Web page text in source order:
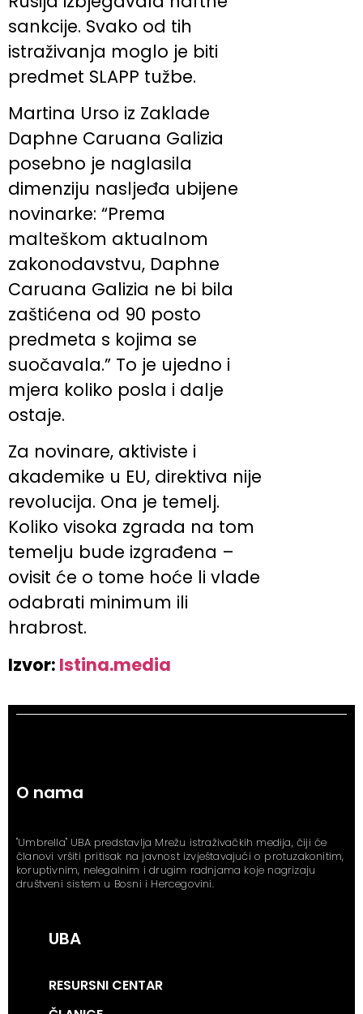
sankcije. Svako od tih
istraživanja moglo je biti
predmet SLAPP tužbe.
Martina Urso iz Zaklade
Daphne Caruana Galizia
posebno je naglasila
dimenziju nasljeđa ubijene
novinarke: “Prema
malteškom aktualnom
zakonodavstvu, Daphne
Caruana Galizia ne bi bila
zaštićena od 90 posto
predmeta s kojima se
suočavala.” To je ujedno i
mjera koliko posla i dalje
ostaje.
Za novinare, aktiviste i
akademike u EU, direktiva nije
revolucija. Ona je temelj.
Koliko visoka zgrada na tom
temelju bude izgrađena –
ovisit će o tome hoće li vlade
odabrati minimum ili
hrabrost.
Izvor: Istina.media
O nama
"Umbrella" UBA predstavlja Mrežu istraživačkih medija, čiji će
članovi vršiti pritisak na javnost izvještavajući o protuzakonitim,
koruptivnim, nelegalnim i drugim radnjama koje nagrizaju
društveni sistem u Bosni i Hercegovini.
UBA
RESURSNI CENTAR